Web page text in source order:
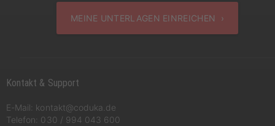
MEINE UNTERLAGEN EINREICHEN ›
Kontakt & Support
E-Mail: kontakt@coduka.de
Telefon: 030 / 994 043 600